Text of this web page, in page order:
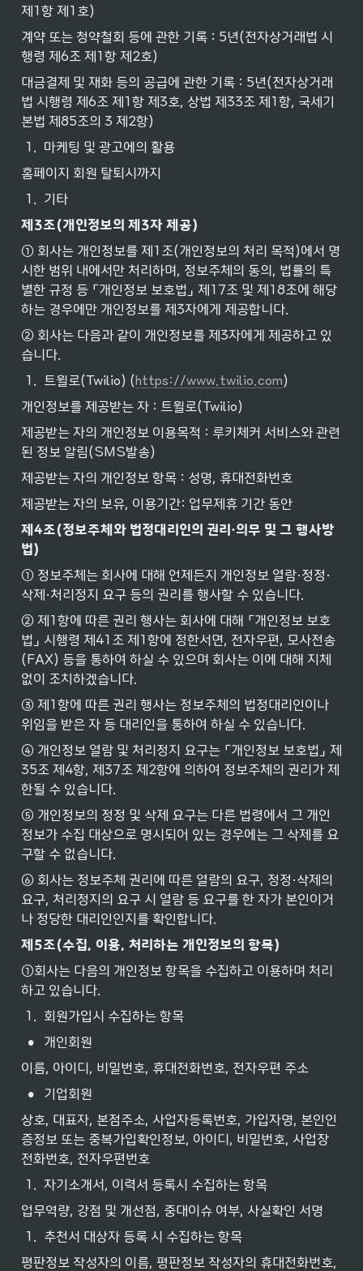
제1항 제1호)
계약 또는 청약철회 등에 관한 기록 : 5년(전자상거래법 시
행령 제6조 제1항 제2호)
대금결제 및 재화 등의 공급에 관한 기록 : 5년(전자상거래
법 시행령 제6조 제1항 제3호, 상법 제33조 제1항, 국세기
본법 제85조의 3 제2항)
1
마케팅 및 광고에의 활용
홈페이지 회원 탈퇴시까지
1
기타
제3조(개인정보의 제3자 제공)
① 회사는 개인정보를 제1조(개인정보의 처리 목적)에서 명
시한 범위 내에서만 처리하며, 정보주체의 동의, 법률의 특
별한 규정 등 「개인정보 보호법」 제17조 및 제18조에 해당
하는 경우에만 개인정보를 제3자에게 제공합니다.
② 회사는 다음과 같이 개인정보를 제3자에게 제공하고 있
습니다.
1
트윌로(Twilio) ( https://www.twilio.com)
개인정보를 제공받는 자 : 트윌로(Twilio)
제공받는 자의 개인정보 이용목적 : 루키체커 서비스와 관련
된 정보 알림(SMS발송)
제공받는 자의 개인정보 항목 : 성명, 휴대전화번호
제공받는 자의 보유, 이용기간: 업무제휴 기간 동안
제4조(정보주체와 법정대리인의 권리·의무 및 그 행사방
법)
① 정보주체는 회사에 대해 언제든지 개인정보 열람·정정·
삭제·처리정지 요구 등의 권리를 행사할 수 있습니다.
② 제1항에 따른 권리 행사는 회사에 대해 「개인정보 보호
법」 시행령 제41조 제1항에 정한서면, 전자우편, 모사전송
(FAX) 등을 통하여 하실 수 있으며 회사는 이에 대해 지체
없이 조치하겠습니다.
③ 제1항에 따른 권리 행사는 정보주체의 법정대리인이나
위임을 받은 자 등 대리인을 통하여 하실 수 있습니다.
④ 개인정보 열람 및 처리정지 요구는 「개인정보 보호법」 제
35조 제4항, 제37조 제2항에 의하여 정보주체의 권리가 제
한될 수 있습니다.
⑤ 개인정보의 정정 및 삭제 요구는 다른 법령에서 그 개인
정보가 수집 대상으로 명시되어 있는 경우에는 그 삭제를 요
구할 수 없습니다.
⑥ 회사는 정보주체 권리에 따른 열람의 요구, 정정·삭제의
요구, 처리정지의 요구 시 열람 등 요구를 한 자가 본인이거
나 정당한 대리인인지를 확인합니다.
제5조(수집, 이용, 처리하는 개인정보의 항목)
①회사는 다음의 개인정보 항목을 수집하고 이용하며 처리
하고 있습니다.
1
회원가입시 수집하는 항목
•
개인회원
이름, 아이디, 비밀번호, 휴대전화번호, 전자우편 주소
•
기업회원
상호, 대표자, 본점주소, 사업자등록번호, 가입자명, 본인인
증정보 또는 중복가입확인정보, 아이디, 비밀번호, 사업장
전화번호, 전자우편번호
1
자기소개서, 이력서 등록시 수집하는 항목
업무역량, 강점 및 개선점, 중대이슈 여부, 사실확인 서명
1
추천서 대상자 등록 시 수집하는 항목
평판정보 작성자의 이름, 평판정보 작성자의 휴대전화번호,